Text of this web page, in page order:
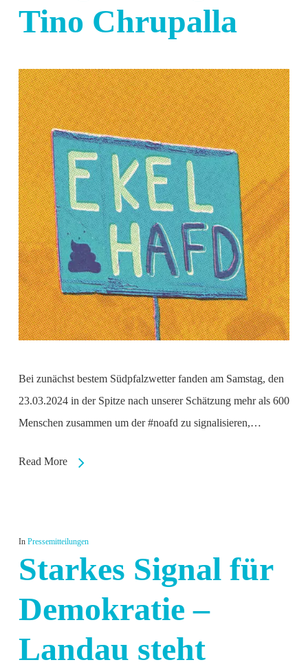
Tino Chrupalla
Bei zunächst bestem Südpfalzwetter fanden am Samstag, den
23.03.2024 in der Spitze nach unserer Schätzung mehr als 600
Menschen zusammen um der #noafd zu signalisieren,…
Read More
In Pressemitteilungen
Starkes Signal für
Demokratie –
Landau steht